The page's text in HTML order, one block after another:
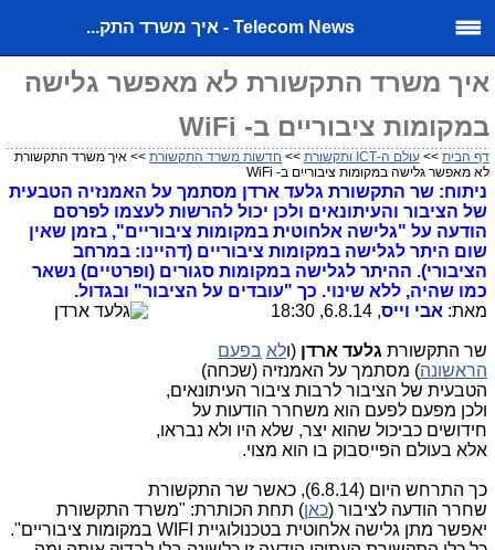
Telecom News - איך משרד התק...
איך משרד התקשורת לא מאפשר גלישה
במקומות ציבוריים ב- WiFi
דף הבית >> עולם ה-ICT ותקשורת >> חדשות משרד התקשורת >> איך משרד התקשורת
לא מאפשר גלישה במקומות ציבוריים ב- WiFi
ניתוח: שר התקשורת גלעד ארדן מסתמך על האמנזיה הטבעית
של הציבור והעיתונאים ולכן יכול להרשות לעצמו לפרסם
הודעה על "גלישה אלחוטית במקומות ציבוריים", בזמן שאין
שום היתר לגלישה במקומות ציבוריים (דהיינו: במרחב
הציבורי). ההיתר לגלישה במקומות סגורים (ופרטיים) נשאר
כמו שהיה, ללא שינוי. כך "עובדים על הציבור" ובגדול.
מאת: אבי וייס, 6.8.14, 18:30
שר התקשורת גלעד ארדן (ולא בפעם
הראשונה) מסתמך על האמנזיה (שכחה)
הטבעית של הציבור לרבות ציבור העיתונאים,
ולכן מפעם לפעם הוא משחרר הודעות על
חידושים כביכול שהוא יצר, שלא היו ולא נבראו,
אלא בעולם הפייסבוק בו הוא מצוי.
כך התרחש היום (6.8.14), כאשר שר התקשורת
שחרר הודעה לציבור (כאן) תחת הכותרת: "משרד התקשורת
יאפשר מתן גלישה אלחוטית בטכנולוגיית WIFI במקומות ציבוריים".